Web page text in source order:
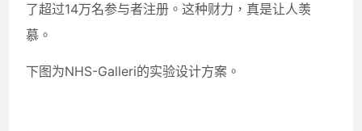
了超过14万名参与者注册。这种财力，真是让人羡
慕。
下图为NHS-Galleri的实验设计方案。